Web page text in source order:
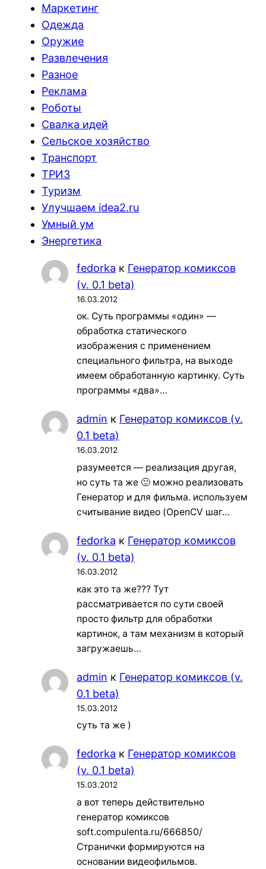
Маркетинг
Одежда
Оружие
Развлечения
Разное
Реклама
Роботы
Свалка идей
Сельское хозяйство
Транспорт
ТРИЗ
Туризм
Улучшаем idea2.ru
Умный ум
Энергетика
fedorka к Генератор комиксов
(v. 0.1 beta)
16.03.2012
ок. Суть программы «один» —
обработка статического
изображения с применением
специального фильтра, на выходе
имеем обработанную картинку. Суть
программы «два»…
admin к Генератор комиксов (v.
0.1 beta)
16.03.2012
разумеется — реализация другая,
но суть та же 🙂 можно реализовать
Генератор и для фильма. используем
считывание видео (OpenCV шаг…
fedorka к Генератор комиксов
(v. 0.1 beta)
16.03.2012
как это та же??? Тут
рассматривается по сути своей
просто фильтр для обработки
картинок, а там механизм в который
загружаешь…
admin к Генератор комиксов (v.
0.1 beta)
15.03.2012
суть та же )
fedorka к Генератор комиксов
(v. 0.1 beta)
15.03.2012
а вот теперь действительно
генератор комиксов
soft.compulenta.ru/666850/
Странички формируются на
основании видеофильмов.